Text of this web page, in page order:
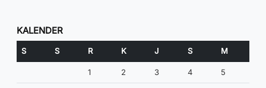
KALENDER
S S R K J S M
1 2 3 4 5